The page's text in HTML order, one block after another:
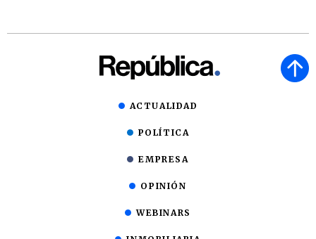
ACTUALIDAD
POLÍTICA
EMPRESA
OPINIÓN
WEBINARS